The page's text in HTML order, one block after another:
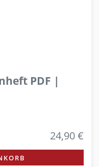
PDF |
24,90 €